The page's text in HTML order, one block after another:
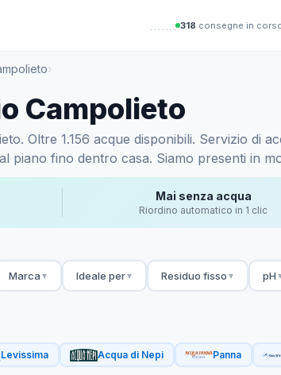
319 consegne in
›
Campolieto
Oltre 1.156 acque disponibili. Servizio
piano fino dentro casa. Siamo presenti in
Mai senza acqua
Riordino automatico in 1 clic
Marca ▼ Ideale per▼ Residuo fisso ▼ pH
Levissima Acqua di Nepi Panna